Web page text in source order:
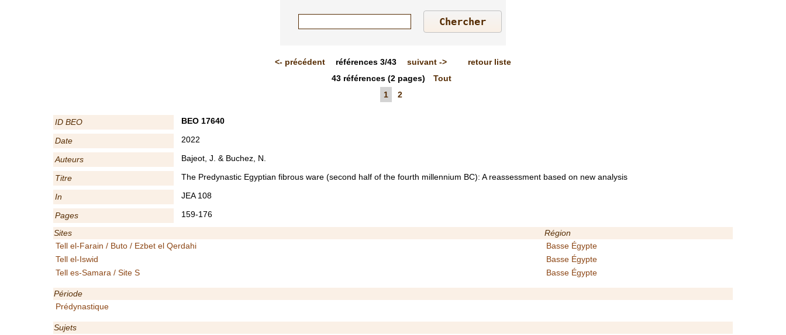
<- précédent références 3/43 suivant ->
retour liste
43 références(2 pages)
Tout
1
2
ID BEO BEO 17640
Date 2022
Auteurs Bajeot, J. & Buchez, N.
Titre The Predynastic Egyptian fibrous ware (second half of the fourth millennium BC): A reassessment based on new analysis
In JEA 108
Pages
159-176
Sites
Région
Tell el-Farain / Buto / Ezbet el Qerdahi
Basse Égypte
Tell el-Iswid
Basse Égypte
Tell es-Samara / Site S
Basse Égypte
Période
Prédynastique
Sujets